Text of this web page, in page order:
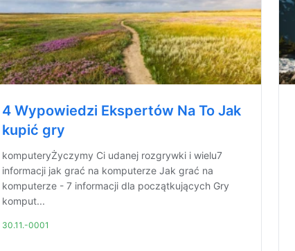
4 Wypowiedzi Ekspertów Na To Jak
kupić gry
komputeryŻyczymy Ci udanej rozgrywki i wielu7
informacji jak grać na komputerze Jak grać na
komputerze - 7 informacji dla początkujących Gry
komput...
30.11.-0001